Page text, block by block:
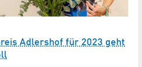
Adlershof für 2023 geht